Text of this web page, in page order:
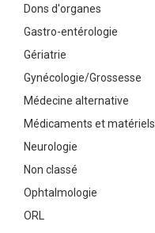
Dons d'organes
Gastro-entérologie
Gériatrie
Gynécologie/Grossesse
Médecine alternative
Médicaments et matériels
Neurologie
Non classé
Ophtalmologie
ORL